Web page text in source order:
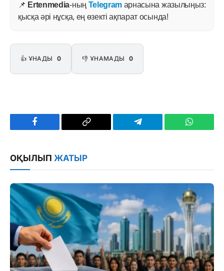
📌 Ertenmedia-ның Telegram арнасына жазылыңыз:
қысқа әрі нұсқа, ең өзекті ақпарат осында!
👍 ҰНАДЫ 0 👎 ҰНАМАДЫ 0
Facebook
Copy
Telegram
ОҚЫЛЫП ЖАТЫР